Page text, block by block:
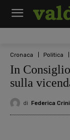
Cronaca Politica
In
sulla
di Federica Crini